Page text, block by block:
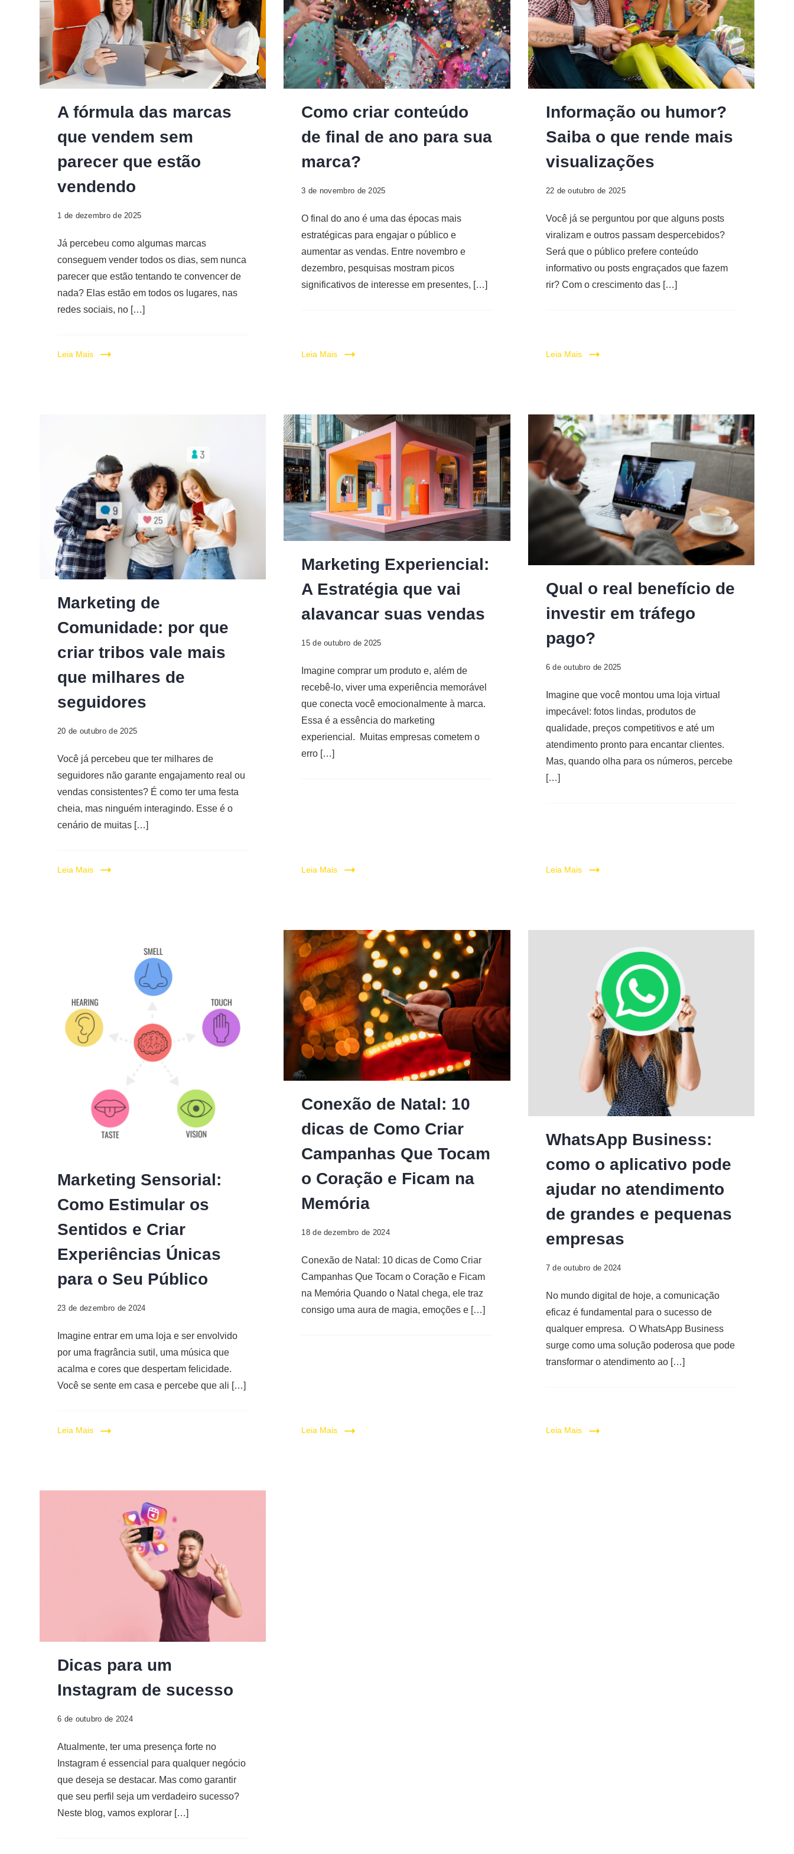
Digital
A fórmula das marcas
que vendem sem
parecer que estão
vendendo
1 de dezembro de 2025
Já percebeu como algumas marcas
conseguem vender todos os dias, sem nunca
parecer que estão tentando te convencer de
nada? Elas estão em todos os lugares, nas
redes sociais, no […]
Leia Mais
Como criar conteúdo
de final de ano para sua
marca?
3 de novembro de 2025
O final do ano é uma das épocas mais
estratégicas para engajar o público e
aumentar as vendas. Entre novembro e
dezembro, pesquisas mostram picos
significativos de interesse em presentes, […]
Leia Mais
Informação ou humor?
Saiba o que rende mais
visualizações
22 de outubro de 2025
Você já se perguntou por que alguns posts
viralizam e outros passam despercebidos?
Será que o público prefere conteúdo
informativo ou posts engraçados que fazem
rir? Com o crescimento das […]
Leia Mais
Marketing de
Comunidade: por que
criar tribos vale mais
que milhares de
seguidores
20 de outubro de 2025
Você já percebeu que ter milhares de
seguidores não garante engajamento real ou
vendas consistentes? É como ter uma festa
cheia, mas ninguém interagindo. Esse é o
cenário de muitas […]
Leia Mais
Marketing Experiencial:
A Estratégia que vai
alavancar suas vendas
15 de outubro de 2025
Imagine comprar um produto e, além de
recebê-lo, viver uma experiência memorável
que conecta você emocionalmente à marca.
Essa é a essência do marketing
experiencial. Muitas empresas cometem o
erro […]
Leia Mais
Qual o real benefício de
investir em tráfego
pago?
6 de outubro de 2025
Imagine que você montou uma loja virtual
impecável: fotos lindas, produtos de
qualidade, preços competitivos e até um
atendimento pronto para encantar clientes.
Mas, quando olha para os números, percebe
[…]
Leia Mais
Marketing Sensorial:
Como Estimular os
Sentidos e Criar
Experiências Únicas
para o Seu Público
23 de dezembro de 2024
Imagine entrar em uma loja e ser envolvido
por uma fragrância sutil, uma música que
acalma e cores que despertam felicidade.
Você se sente em casa e percebe que ali […]
Leia Mais
Conexão de Natal: 10
dicas de Como Criar
Campanhas Que Tocam
o Coração e Ficam na
Memória
18 de dezembro de 2024
Conexão de Natal: 10 dicas de Como Criar
Campanhas Que Tocam o Coração e Ficam
na Memória Quando o Natal chega, ele traz
consigo uma aura de magia, emoções e […]
Leia Mais
WhatsApp Business:
como o aplicativo pode
ajudar no atendimento
de grandes e pequenas
empresas
7 de outubro de 2024
No mundo digital de hoje, a comunicação
eficaz é fundamental para o sucesso de
qualquer empresa. O WhatsApp Business
surge como uma solução poderosa que pode
transformar o atendimento ao […]
Leia Mais
Dicas para um
Instagram de sucesso
6 de outubro de 2024
Atualmente, ter uma presença forte no
Instagram é essencial para qualquer negócio
que deseja se destacar. Mas como garantir
que seu perfil seja um verdadeiro sucesso?
Neste blog, vamos explorar […]